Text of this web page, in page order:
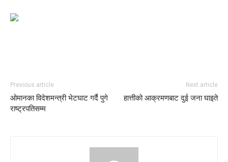
Previous article
ओमानका विदेशमन्त्री भेटघाट गर्दै पुगे
राष्ट्रपतिसम्म
Next article
हात्तीको आक्रमणबाट दुई जना घाइते